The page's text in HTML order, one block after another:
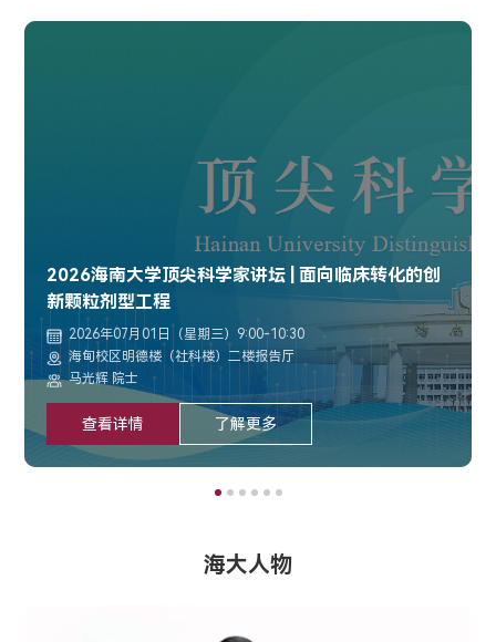
2026海南大学顶尖科学家讲坛 | 面向临床转化的创
新颗粒剂型工程
2026年07月01日（星期三）9:00-10:30
海甸校区明德楼（社科楼）二楼报告厅
马光辉 院士
查看详情 了解更多
海大人物